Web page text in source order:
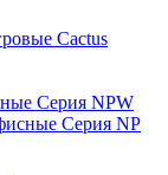
Cactus
Серия NPW
Серия NP